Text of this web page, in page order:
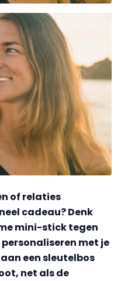
of relaties
cadeau? Denk
mini-stick tegen
met je
een sleutelbos
net als de